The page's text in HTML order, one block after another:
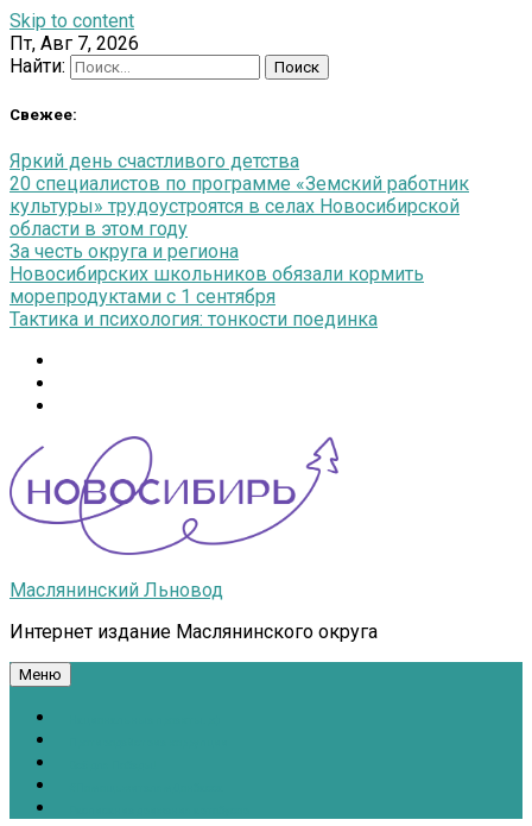
Skip to content
Пт, Авг 7, 2026
Найти:
Свежее:
Яркий день счастливого детства
20 специалистов по программе «Земский работник
культуры» трудоустроятся в селах Новосибирской
области в этом году
За честь округа и региона
Новосибирских школьников обязали кормить
морепродуктами с 1 сентября
Тактика и психология: тонкости поединка
Маслянинский Льновод
Интернет издание Маслянинского округа
Меню